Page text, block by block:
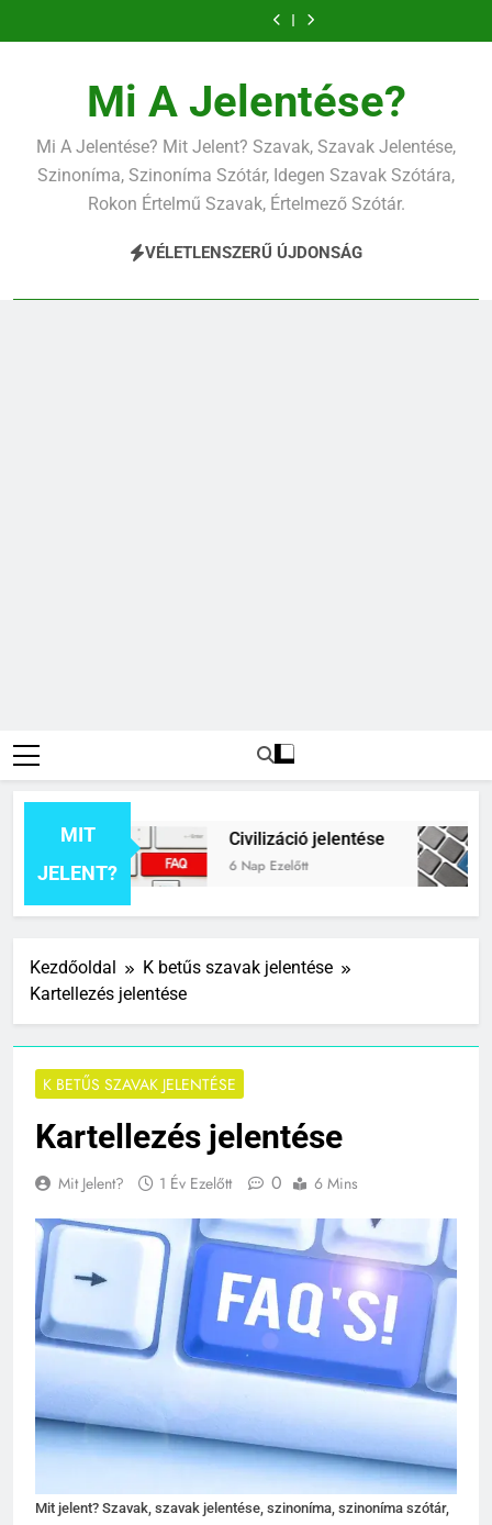
a
Mi A Jelentése?
Mi A Jelentése? Mit Jelent? Szavak, Szavak Jelentése,
Szinoníma, Szinoníma Szótár, Idegen Szavak Szótára,
Rokon Értelmű Szavak, Értelmező Szótár.
VÉLETLENSZERŰ ÚJDONSÁG
MIT
JELENT?
Civilizáció jelentése
6 Nap Ezelőtt
Kezdőoldal
K betűs szavak jelentése
Kartellezés jelentése
K BETŰS SZAVAK JELENTÉSE
Kartellezés jelentése
Mit Jelent? 1 Év Ezelőtt 0 6 Mins
Mit jelent? Szavak, szavak jelentése, szinoníma, szinoníma szótár,